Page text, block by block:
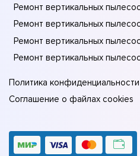
Ремонт вертикальных
Ремонт вертикальных
Ремонт вертикальных
Ремонт вертикальных
Политика конфиденциальности
Соглашение о файлах cookies